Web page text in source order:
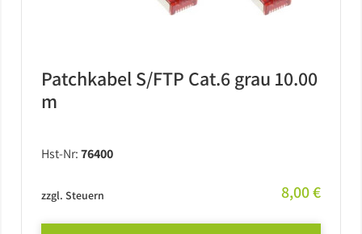
Patchkabel S/FTP Cat.6 grau 10.00
m
Hst-Nr:76400
zzgl. Steuern 8,00 €